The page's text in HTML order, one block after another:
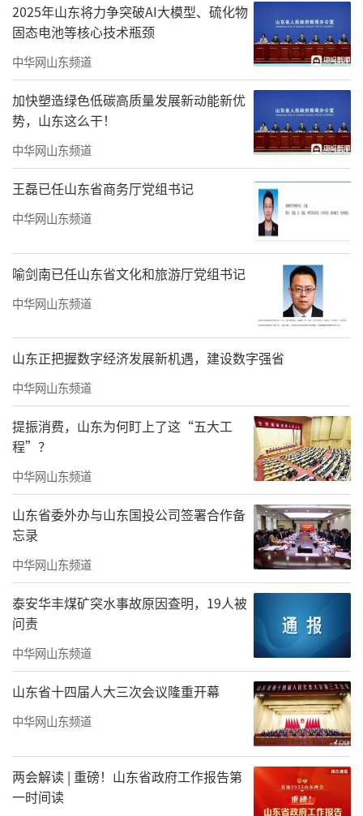
开幕式及入场仪式
2025年山东将力争突破AI大模型、硫化物
固态电池等核心技术瓶颈
中华网山东频道
加快塑造绿色低碳高质量发展新动能新优
势，山东这么干！
中华网山东频道
王磊已任山东省商务厅党组书记
中华网山东频道
喻剑南已任山东省文化和旅游厅党组书记
中华网山东频道
山东正把握数字经济发展新机遇，建设数字强省
中华网山东频道
提振消费，山东为何盯上了这“五大工
程”？
中华网山东频道
山东省委外办与山东国投公司签署合作备
忘录
中华网山东频道
泰安华丰煤矿突水事故原因查明，19人被
问责
中华网山东频道
山东省十四届人大三次会议隆重开幕
中华网山东频道
两会解读 | 重磅！山东省政府工作报告第
一时间读